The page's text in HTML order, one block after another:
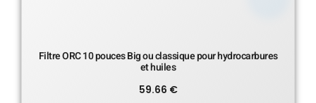
Filtre ORC 10 pouces Big ou classique pour hydrocarbures
et huiles
59.66 €